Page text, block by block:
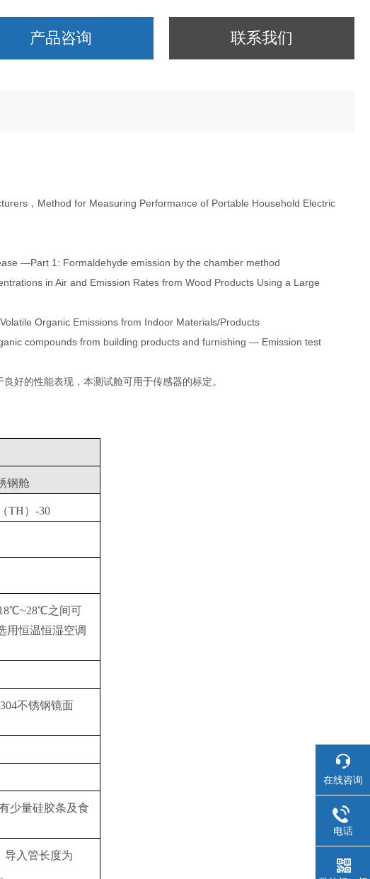
产品咨询 联系我们
，Method for Measuring Performance of Portable Household Electric
—Part 1: Formaldehyde emission by the chamber method
in Air and Emission Rates from Wood Products Using a Large
Organic Emissions from Indoor Materials/Products
compounds from building products and furnishing — Emission test
好的性能表现，本测试舱可用于传感器的标定。
钢舱
（TH） -30
℃~28℃之间可
用恒温恒湿空调
不锈钢镜面
少量硅胶条及食
导入管长度为
在线咨询
电话